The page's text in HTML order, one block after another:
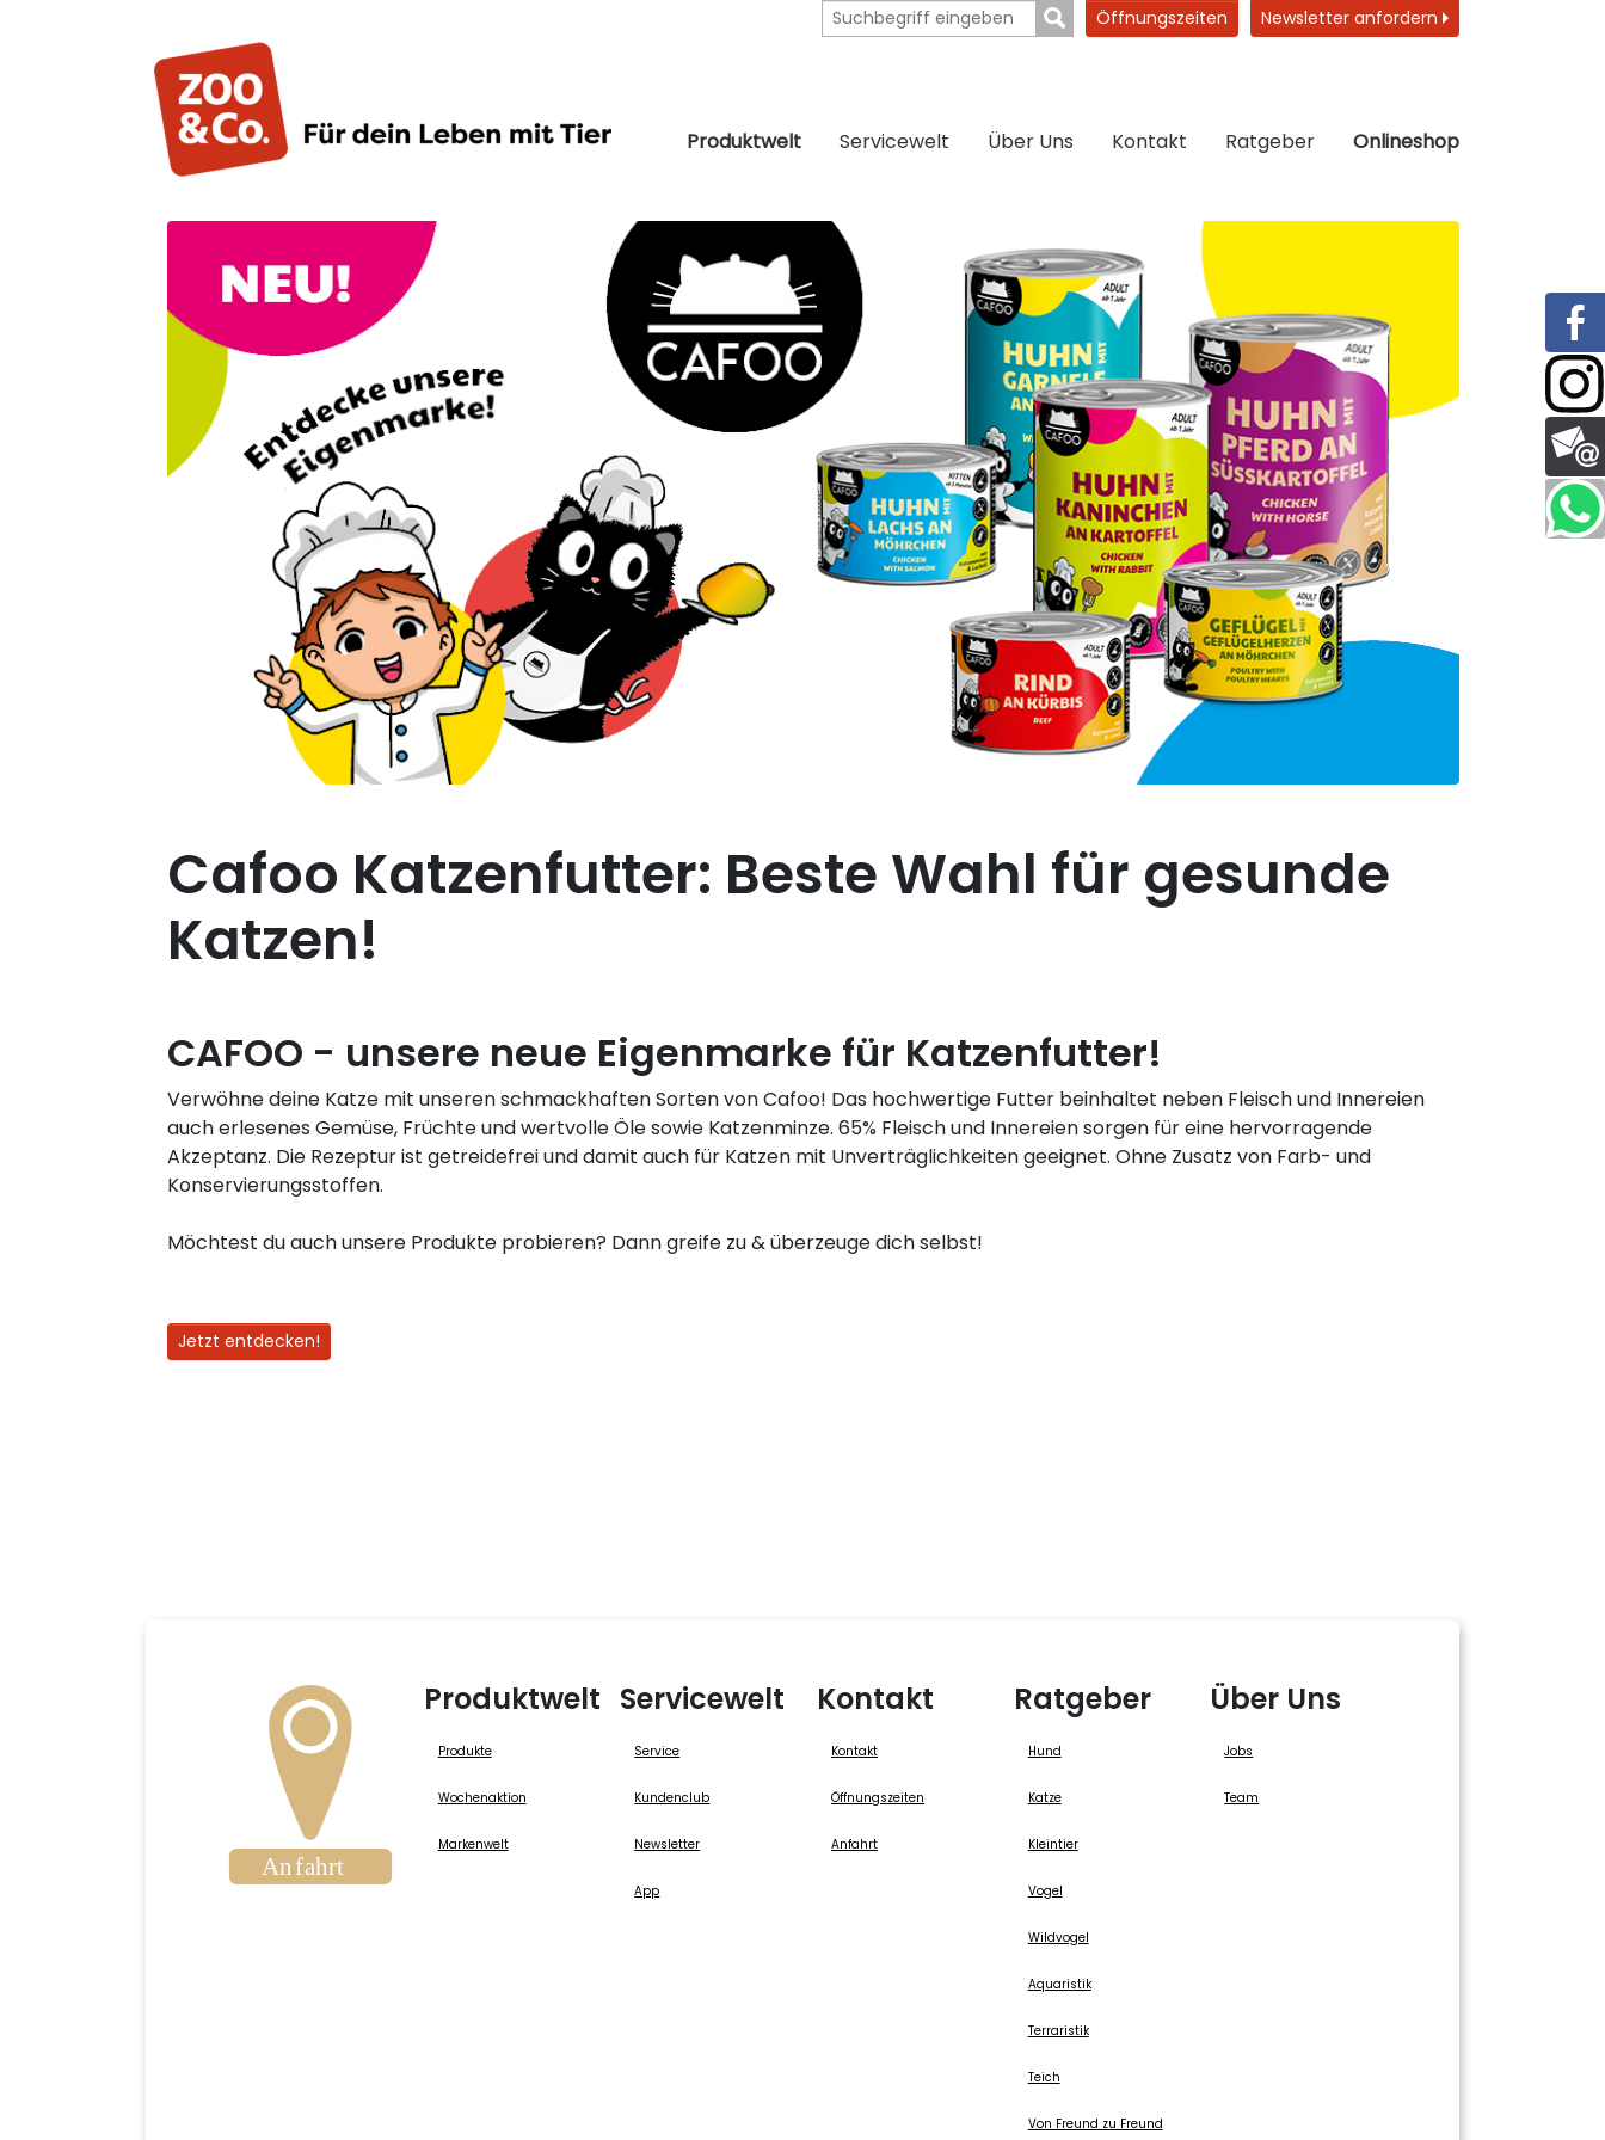
Öffnungszeiten Newsletter anfordern
Produktwelt Servicewelt Über Uns Kontakt Ratgeber Onlineshop
Cafoo Katzenfutter: Beste Wahl für gesunde
Katzen!
CAFOO - unsere neue Eigenmarke für Katzenfutter!
Verwöhne deine Katze mit unseren schmackhaften Sorten von Cafoo! Das hochwertige Futter beinhaltet neben Fleisch und Innereien
auch erlesenes Gemüse, Früchte und wertvolle Öle sowie Katzenminze. 65% Fleisch und Innereien sorgen für eine hervorragende
Akzeptanz. Die Rezeptur ist getreidefrei und damit auch für Katzen mit Unverträglichkeiten geeignet. Ohne Zusatz von Farb- und
Konservierungsstoffen.
Möchtest du auch unsere Produkte probieren? Dann greife zu & überzeuge dich selbst!
Jetzt entdecken!
Produktwelt
Produkte
Wochenaktion
Markenwelt
Servicewelt
Service
Kundenclub
Newsletter
App
Kontakt
Kontakt
Öffnungszeiten
Anfahrt
Ratgeber
Hund
Katze
Kleintier
Vogel
Wildvogel
Aquaristik
Terraristik
Teich
Von Freund zu Freund
Über Uns
Jobs
Team